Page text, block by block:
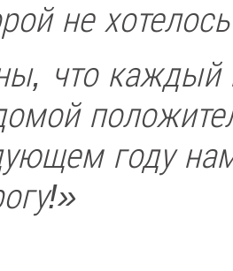
не
что каждый
году